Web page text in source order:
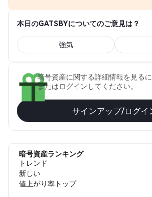
本日のGATSBYについてのご意見は？
強気
暗号資産に関する詳細情報を見る
またはログインしてください。
サインアップ/ログイ
暗号資産ランキング
トレンド
新しい
値上がり率トップ